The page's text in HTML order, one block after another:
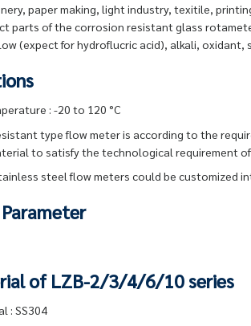
paper making, light industry, texitile,
parts of the corrosion resistant glass
(expect for hydroflucric acid), alkali,
Temperature : -20 to
type flow meter is according to the
to satisfy the technological requirement
steel flow meters could be customized
of LZB-2/3/4/6/10 series
: SS304